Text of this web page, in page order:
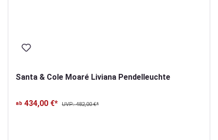
Santa & Cole Moaré Liviana Pendelleuchte
ab 434,00 €* UVP: 482,00 €*